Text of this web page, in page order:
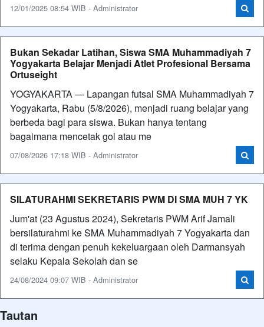
12/01/2025 08:54 WIB - Administrator
Bukan Sekadar Latihan, Siswa SMA Muhammadiyah 7
Yogyakarta Belajar Menjadi Atlet Profesional Bersama
Ortuseight
YOGYAKARTA — Lapangan futsal SMA Muhammadiyah 7
Yogyakarta, Rabu (5/8/2026), menjadi ruang belajar yang
berbeda bagi para siswa. Bukan hanya tentang
bagaimana mencetak gol atau me
07/08/2026 17:18 WIB - Administrator
SILATURAHMI SEKRETARIS PWM DI SMA MUH 7 YK
Jum'at (23 Agustus 2024), Sekretaris PWM Arif Jamali
bersilaturahmi ke SMA Muhammadiyah 7 Yogyakarta dan
di terima dengan penuh kekeluargaan oleh Darmansyah
selaku Kepala Sekolah dan se
24/08/2024 09:07 WIB - Administrator
Tautan